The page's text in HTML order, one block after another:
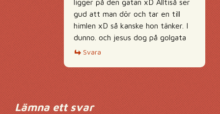
ligger på den gatan xD Alltiså ser
gud att man dör och tar en till
himlen xD så kanske hon tänker. I
dunno. och jesus dog på golgata
Svara
Lämna ett svar